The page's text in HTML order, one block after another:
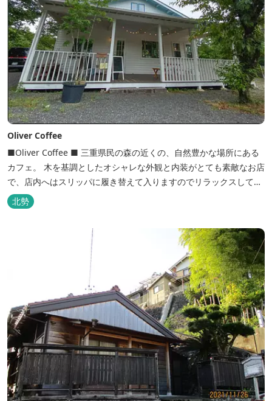
Oliver Coffee
■Oliver Coffee ■ 三重県民の森の近くの、自然豊かな場所にある
カフェ。 木を基調としたオシャレな外観と内装がとても素敵なお店
で、店内へはスリッパに履き替えて入りますのでリラックスして食
事を楽しめます。 席は店内にテーブル席や円卓、外のテラス席など
があり、お子様連れでも入りやすく居心地がいいカフェです。 森の
静かな雰囲気の中で、ゆっくり過ごすことができます。
北勢